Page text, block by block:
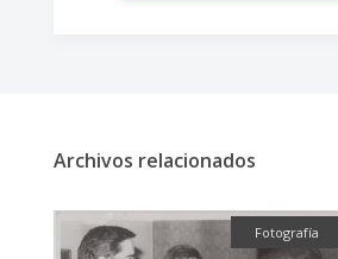
Archivos relacionados
Fotografía